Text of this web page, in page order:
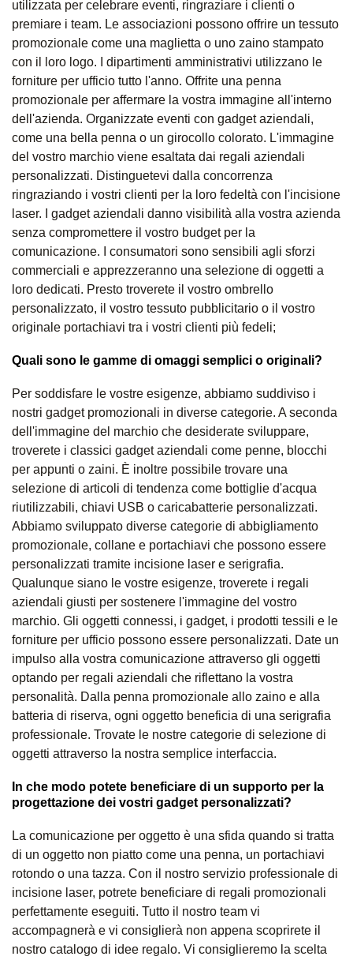
utilizzata per celebrare eventi, ringraziare i clienti o
premiare i team. Le associazioni possono offrire un tessuto
promozionale come una maglietta o uno zaino stampato
con il loro logo. I dipartimenti amministrativi utilizzano le
forniture per ufficio tutto l'anno. Offrite una penna
promozionale per affermare la vostra immagine all'interno
dell'azienda. Organizzate eventi con gadget aziendali,
come una bella penna o un girocollo colorato. L'immagine
del vostro marchio viene esaltata dai regali aziendali
personalizzati. Distinguetevi dalla concorrenza
ringraziando i vostri clienti per la loro fedeltà con l'incisione
laser. I gadget aziendali danno visibilità alla vostra azienda
senza compromettere il vostro budget per la
comunicazione. I consumatori sono sensibili agli sforzi
commerciali e apprezzeranno una selezione di oggetti a
loro dedicati. Presto troverete il vostro ombrello
personalizzato, il vostro tessuto pubblicitario o il vostro
originale portachiavi tra i vostri clienti più fedeli;
Quali sono le gamme di omaggi semplici o originali?
Per soddisfare le vostre esigenze, abbiamo suddiviso i
nostri gadget promozionali in diverse categorie. A seconda
dell'immagine del marchio che desiderate sviluppare,
troverete i classici gadget aziendali come penne, blocchi
per appunti o zaini. È inoltre possibile trovare una
selezione di articoli di tendenza come bottiglie d'acqua
riutilizzabili, chiavi USB o caricabatterie personalizzati.
Abbiamo sviluppato diverse categorie di abbigliamento
promozionale, collane e portachiavi che possono essere
personalizzati tramite incisione laser e serigrafia.
Qualunque siano le vostre esigenze, troverete i regali
aziendali giusti per sostenere l'immagine del vostro
marchio. Gli oggetti connessi, i gadget, i prodotti tessili e le
forniture per ufficio possono essere personalizzati. Date un
impulso alla vostra comunicazione attraverso gli oggetti
optando per regali aziendali che riflettano la vostra
personalità. Dalla penna promozionale allo zaino e alla
batteria di riserva, ogni oggetto beneficia di una serigrafia
professionale. Trovate le nostre categorie di selezione di
oggetti attraverso la nostra semplice interfaccia.
In che modo potete beneficiare di un supporto per la
progettazione dei vostri gadget personalizzati?
La comunicazione per oggetto è una sfida quando si tratta
di un oggetto non piatto come una penna, un portachiavi
rotondo o una tazza. Con il nostro servizio professionale di
incisione laser, potrete beneficiare di regali promozionali
perfettamente eseguiti. Tutto il nostro team vi
accompagnerà e vi consiglierà non appena scoprirete il
nostro catalogo di idee regalo. Vi consiglieremo la scelta